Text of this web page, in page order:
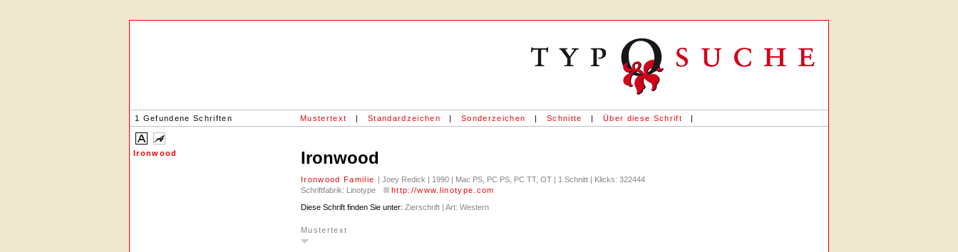
1 Gefundene Schriften Mustertext | Standardzeichen | Sonderzeichen | Schnitte | Über diese Schrift |
Ironwood Ironwood
Ironwood Familie | Joey Redick | 1990 | Mac PS, PC PS, PC TT, OT | 1 Schnitt | Klicks: 322444
Schriftfabrik: Linotype
http://www.linotype.com
Diese Schrift finden Sie unter: Zierschrift | Art: Western
Mustertext